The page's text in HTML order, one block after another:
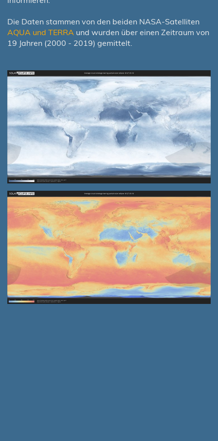
Die Daten stammen von den beiden NASA-Satelliten
AQUA und TERRA und wurden über einen Zeitraum von
19 Jahren (2000 - 2019) gemittelt.